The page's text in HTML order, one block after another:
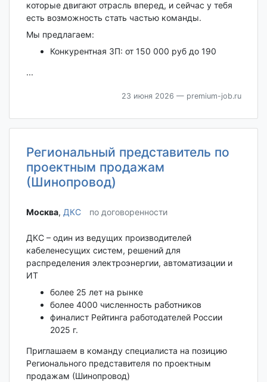
которые двигают отрасль вперед, и сейчас у тебя
есть возможность стать частью команды.
Мы предлагаем:
Конкурентная ЗП: от 150 000 руб до 190
...
23 июня 2026 — premium-job.ru
Региональный представитель по
проектным продажам
(Шинопровод)
Москва‎, ДКС по договоренности
ДКС – один из ведущих производителей
кабеленесущих систем, решений для
распределения электроэнергии, автоматизации и
ИТ
более 25 лет на рынке
более 4000 численность работников
финалист Рейтинга работодателей России
2025 г.
Приглашаем в команду специалиста на позицию
Регионального представителя по проектным
продажам (Шинопровод)